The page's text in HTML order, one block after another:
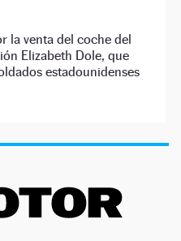
la venta del coche del
Elizabeth Dole, que
estadounidenses